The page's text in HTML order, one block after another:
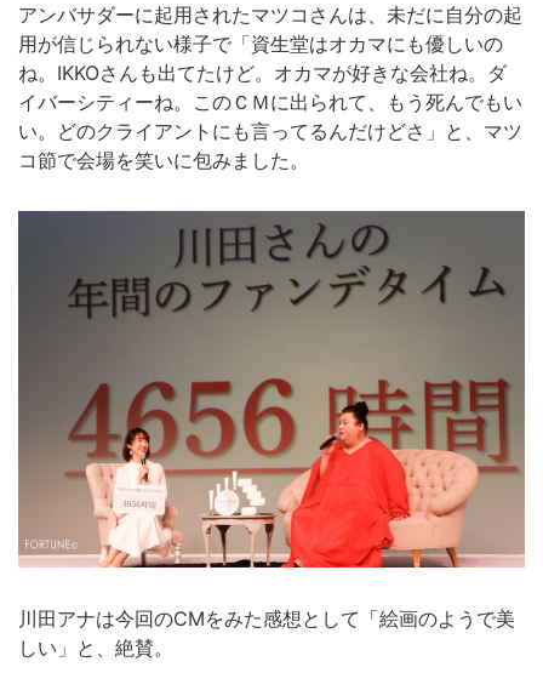
アンバサダーに起用されたマツコさんは、未だに自分の起
用が信じられない様子で「資生堂はオカマにも優しいの
ね。IKKOさんも出てたけど。オカマが好きな会社ね。ダ
イバーシティーね。このＣＭに出られて、もう死んでもい
い。どのクライアントにも言ってるんだけどさ」と、マツ
コ節で会場を笑いに包みました。
川田アナは今回のCMをみた感想として「絵画のようで美
しい」と、絶賛。